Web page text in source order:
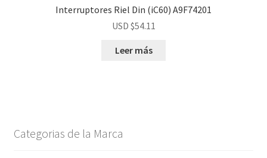
Interruptores Riel Din (iC60) A9F74201
USD $54.11
Leer más
Categorias de la Marca